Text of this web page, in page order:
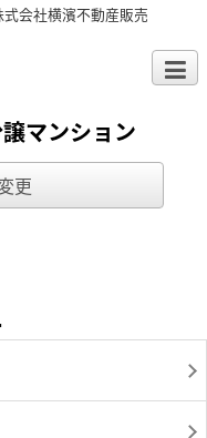
会社横濱不動産販売
マンション
更